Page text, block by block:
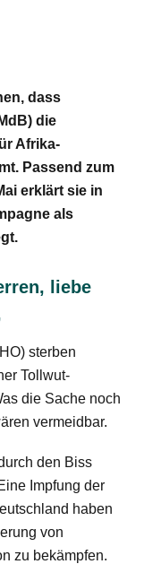
dass
die
Afrika-
Passend zum
erklärt sie in
als
liebe
sterben
Tollwut-
die Sache noch
vermeidbar.
den Biss
Impfung der
haben
von
zu bekämpfen.